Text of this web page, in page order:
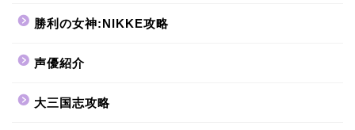
勝利の女神:NIKKE攻略
声優紹介
大三国志攻略